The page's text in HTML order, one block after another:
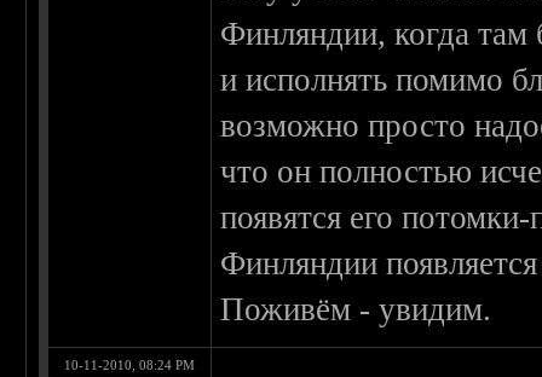
Финляндии, когда там
и исполнять помимо
возможно просто
что он полностью
появятся его
Финляндии
Поживём - увидим.
10-11-2010, 08:24 PM